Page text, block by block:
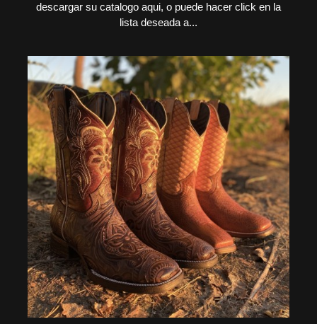
descargar su catalogo aqui, o puede hacer click en la
lista deseada a...